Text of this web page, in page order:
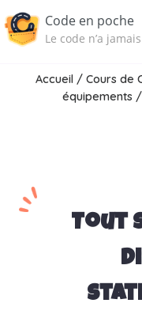
Code en poche
Le code n’a
Accueil / Cours de
équipements /
Tout